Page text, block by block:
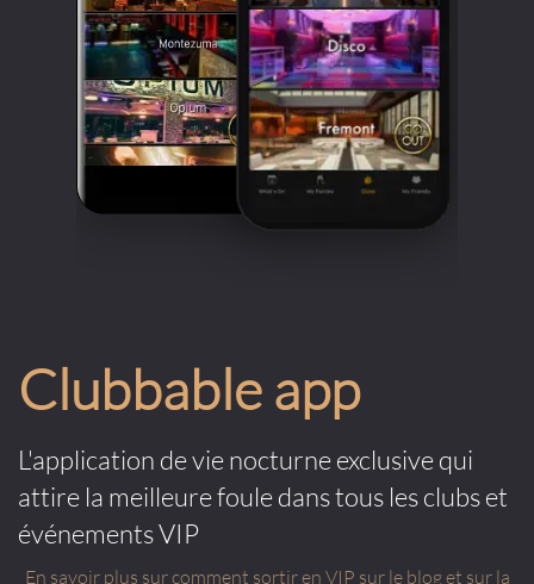
Clubbable app
L'application de vie nocturne exclusive qui
attire la meilleure foule dans tous les clubs et
événements VIP
En savoir plus sur comment sortir en VIP sur le blog et sur la